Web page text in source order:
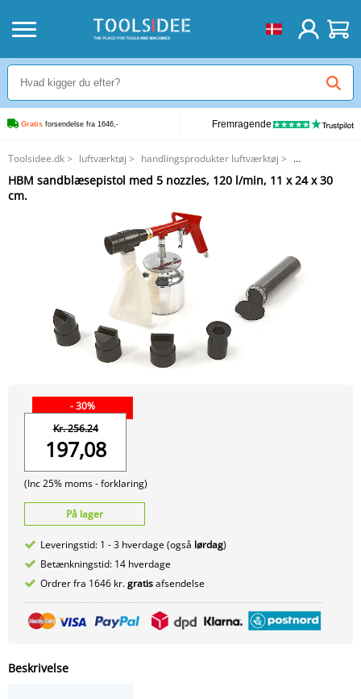
Gratis forsendelse fra 1646,- Fremragende
Toolsidee.dk> luftværktøj > handlingsprodukter luftværktøj >
HBM sandblæsepistol med 5 nozzles, 120 l/min, 11 x 24 x 30 cm.
HBM sandblæsepistol med 5 nozzles, 120 l/min, 11 x 24 x 30
cm.
- 30%
Kr. 256.24
197,08
(Inc 25% moms -forklaring)
På lager
Leveringstid: 1 - 3 hverdage (også lørdag)
Betænkningstid: 14 hverdage
Ordrer fra 1646 kr.gratisafsendelse
Beskrivelse